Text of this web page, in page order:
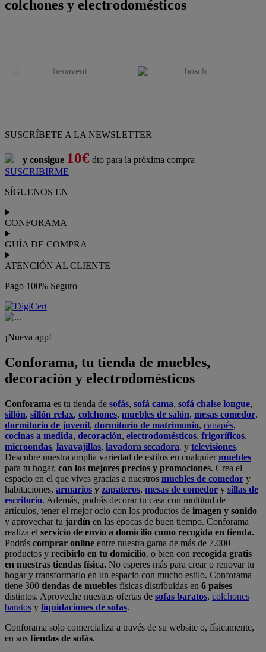
colchones y electrodomésticos
SUSCRÍBETE A LA NEWSLETTER
y consigue 10€ dto para la próxima compra
SUSCRIBIRME
SÍGUENOS EN
CONFORAMA
GUÍA DE COMPRA
ATENCIÓN AL CLIENTE
Pago 100% Seguro
¡Nueva app!
Conforama, tu tienda de muebles,
decoración y electrodomésticos
Conforama es tu tienda de sofás, sofá cama, sofá chaise longue,
sillón, sillón relax, colchones, muebles de salón, mesas comedor,
dormitorio de juvenil, dormitorio de matrimonio, canapés,
cocinas a medida, decoración, electrodomésticos, frigoríficos,
microondas, lavavajillas, lavadora secadora, y televisiones.
Descubre nuestra amplia variedad de estilos en cualquiermuebles
para tu hogar, con los mejores precios y promociones. Crea el
espacio en el que vives gracias a nuestros muebles de comedor y
habitaciones, armarios y zapateros, mesas de comedor y sillas de
escritorio. Además, podrás decorar tu casa con multitud de
artículos, tener el mejor ocio con los productos de imagen y sonido
y aprovechar tu jardín en las épocas de buen tiempo. Conforama
realiza el servicio de envío a domicilio como recogida en tienda.
Podrás comprar online entre nuestra gama de más de 7.000
productos y recibirlo en tu domicilio, o bien con recogida gratis
en nuestras tiendas física. No esperes más para crear o renovar tu
hogar y transformarlo en un espacio con mucho estilo. Conforama
tiene 300 tiendas de muebles físicas distribuidas en 6 países
distintos. Aproveche nuestras ofertas de sofas baratos, colchones
baratos y liquidaciones de sofas.
Conforama solo comercializa a través de su website o, físicamente,
en sus tiendas de sofás.